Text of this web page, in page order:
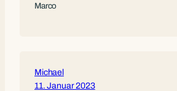
Marco
Michael
11. Januar 2023